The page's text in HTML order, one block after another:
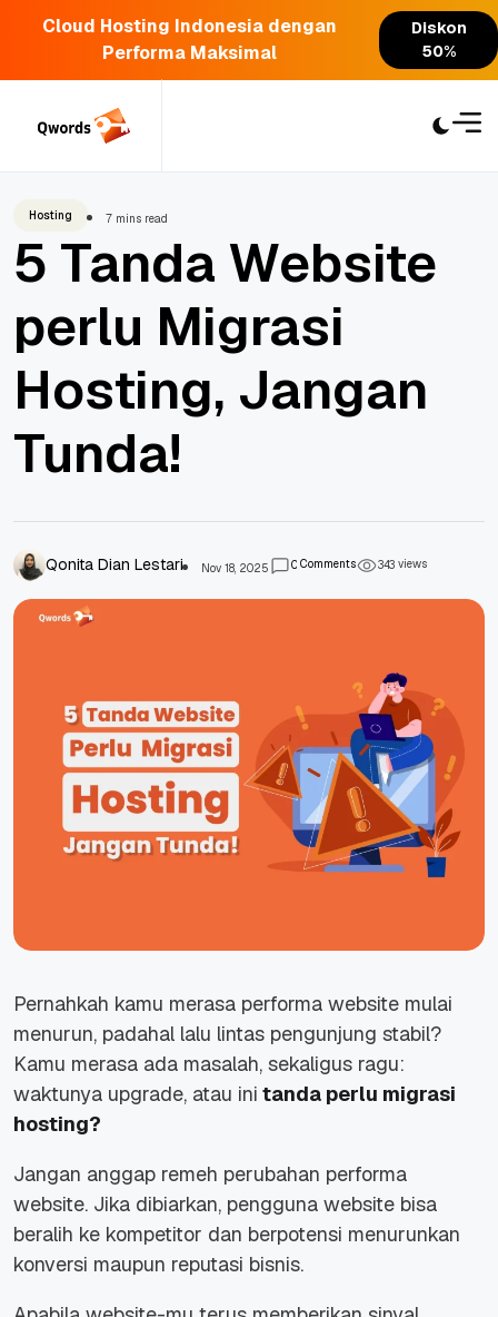
Cloud Hosting Indonesia dengan
Performa Maksimal
Diskon
50%
Hosting 7 mins read
5 Tanda Website
perlu Migrasi
Hosting, Jangan
Tunda!
Qonita Dian Lestari Nov 18, 2025 0Comments 343views
Pernahkah kamu merasa performa website mulai
menurun, padahal lalu lintas pengunjung stabil?
Kamu merasa ada masalah, sekaligus ragu:
waktunya upgrade, atau ini tanda perlu migrasi
hosting?
Jangan anggap remeh perubahan performa
website. Jika dibiarkan, pengguna website bisa
beralih ke kompetitor dan berpotensi menurunkan
konversi maupun reputasi bisnis.